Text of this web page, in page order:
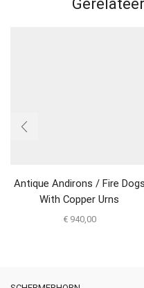
Antique Andirons / Fire Dogs
With Copper Urns
€940,00